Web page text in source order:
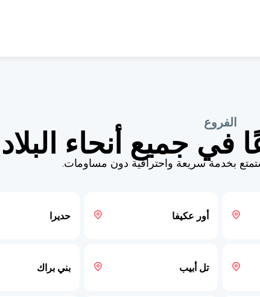
الفروع
بخدمة سريعة واحترافية دون مساومات.
أور عكيفا حديرا
تل أبيب بني براك